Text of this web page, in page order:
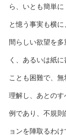
ら、いとも簡単
と憶う事実も横
間らしい欲望を
く、あるいは紙
ことも困難で、
理解し、あとの
例であり、不規
ョンを陣取るわけ